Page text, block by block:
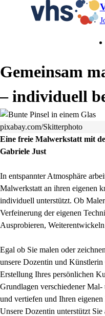
Gemeinsam
– individuell
pixabay.com/Skitterphoto
Eine freie Malwerkstatt mit
Gabriele Just
In entspannter Atmosphäre
Malwerkstatt an ihren eigenen
individuell unterstützt. Ob
Verfeinerung der eigenen
Ausprobieren,
Egal ob Sie malen oder
unsere Dozentin und
Erstellung Ihres persönlichen
Grundlagen verschiedener
und vertiefen und Ihren
Unsere Dozentin unterstützt